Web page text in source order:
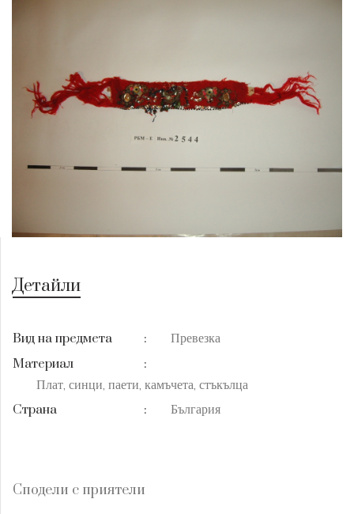
Детайли
Вид на предмета :
Превезка
Материал
:
Плат, синци, паети, камъчета, стъкълца
Страна
: България
Сподели с приятели